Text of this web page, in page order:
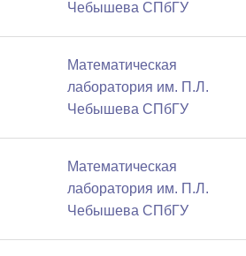
Чебышева СПбГУ
Математичеcкая
лаборатория им. П.Л.
Чебышева СПбГУ
Математичеcкая
лаборатория им. П.Л.
Чебышева СПбГУ